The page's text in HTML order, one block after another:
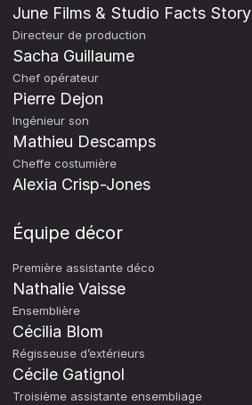
June Films & Studio Facts Story
Directeur de production
Sacha Guillaume
Chef opérateur
Pierre Dejon
Ingénieur son
Mathieu Descamps
Cheffe costumière
Alexia Crisp-Jones
Équipe décor
Première assistante déco
Nathalie Vaisse
Ensemblière
Cécilia Blom
Régisseuse d’extérieurs
Cécile Gatignol
Troisième assistante ensembliage